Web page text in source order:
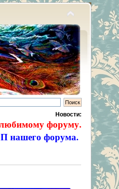
Новости:
форуму.
нашего форума.